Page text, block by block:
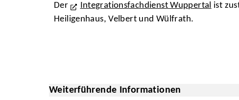
Der Integrationsfachdienst Wuppertal ist
Heiligenhaus, Velbert und Wülfrath.
Weiterführende Informationen